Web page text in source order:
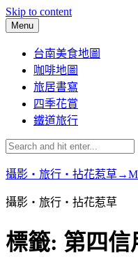
Skip to content
Menu
台南美食地圖
咖啡地圖
旅居書寫
四季花賞
鐵道旅行
攝影‧旅行‧拈花惹草
攝影‧旅行‧拈花惹草
標籤: 第四信